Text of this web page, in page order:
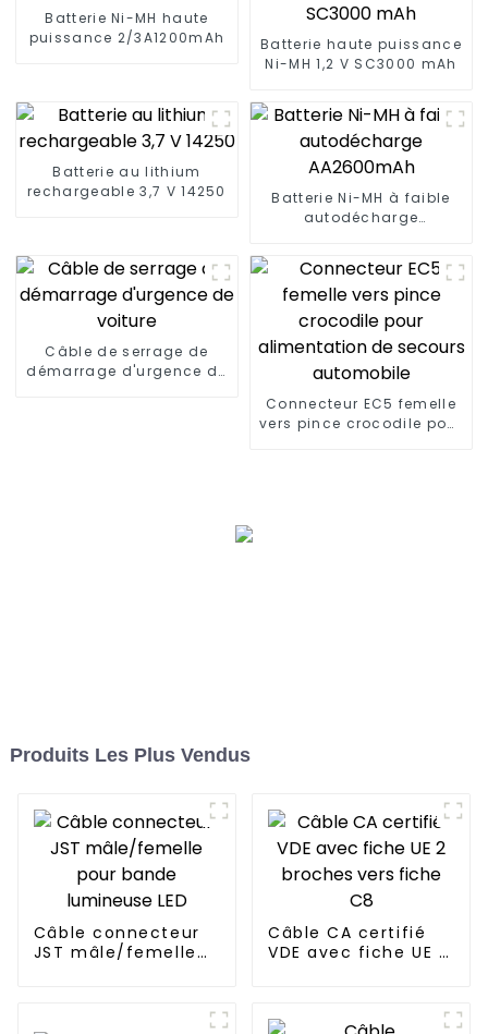
Batterie Ni-MH haute
puissance 2/3A1200mAh
Batterie haute puissance
Ni-MH 1,2 V SC3000 mAh
Batterie au lithium
rechargeable 3,7 V 14250
Batterie Ni-MH à faible
autodécharge
Câble de serrage de
démarrage d'urgence de
Connecteur EC5 femelle
vers pince crocodile pour
Produits Les Plus Vendus
Câble connecteur
JST mâle/femelle
Câble CA certifié
VDE avec fiche UE 2